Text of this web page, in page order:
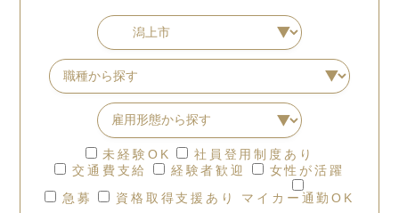
未経験OK
社員登用制度あり
交通費支給
経験者歓迎
女性が活躍
急募
資格取得支援あり マイカー通勤OK